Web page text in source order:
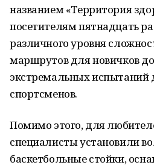
названием «Территория
посетителям пятнадцать
различного уровня
маршрутов для новичков
экстремальных
спортсменов.
Помимо этого, для
специалисты установили
баскетбольные стойки,